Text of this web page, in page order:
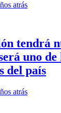
atrás
tendrá
uno de
del país
atrás